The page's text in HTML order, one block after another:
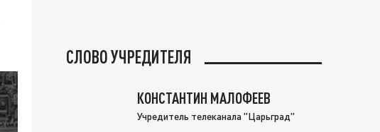
СЛОВО УЧРЕДИТЕЛЯ
КОНСТАНТИН МАЛОФЕЕВ
Учредитель телеканала "Царьград"